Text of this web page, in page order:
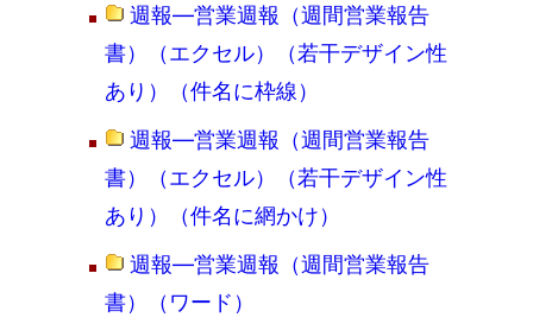
週報―営業週報（週間営業報告
書）（エクセル）（若干デザイン性
あり）（件名に枠線）
週報―営業週報（週間営業報告
書）（エクセル）（若干デザイン性
あり）（件名に網かけ）
週報―営業週報（週間営業報告
書）（ワード）